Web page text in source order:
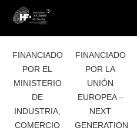
FINANCIADO
POR EL
MINISTERIO
DE
INDUSTRIA,
COMERCIO
FINANCIADO
POR LA
UNIÓN
EUROPEA –
NEXT
GENERATION